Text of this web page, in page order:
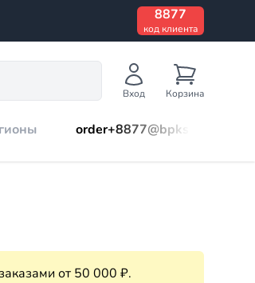
8877
код клиента
Вход Корзина
order+8877@bpks.ru
от 50 000 ₽.